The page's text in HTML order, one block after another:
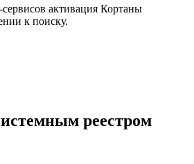
активация Кортаны
к поиску.
реестром